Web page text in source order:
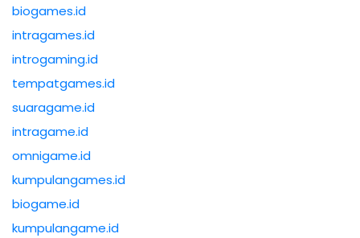
biogames.id
intragames.id
introgaming.id
tempatgames.id
suaragame.id
intragame.id
omnigame.id
kumpulangames.id
biogame.id
kumpulangame.id